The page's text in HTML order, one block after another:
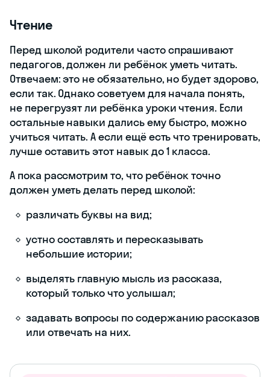
Чтение
Перед школой родители часто спрашивают
педагогов, должен ли ребёнок уметь читать.
Отвечаем: это не обязательно, но будет здорово,
если так. Однако советуем для начала понять,
не перегрузят ли ребёнка уроки чтения. Если
остальные навыки дались ему быстро, можно
учиться читать. А если ещё есть что тренировать,
лучше оставить этот навык до 1 класса.
А пока рассмотрим то, что ребёнок точно
должен уметь делать перед школой:
различать буквы на вид;
устно составлять и пересказывать
небольшие истории;
выделять главную мысль из рассказа,
который только что услышал;
задавать вопросы по содержанию рассказов
или отвечать на них.